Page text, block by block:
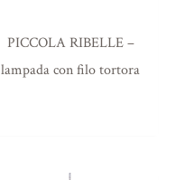
PICCOLA RIBELLE –
lampada con filo tortora